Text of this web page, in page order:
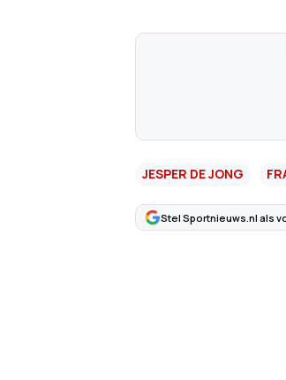
JESPER DE JONG
Stel Sportnieuws.nl als